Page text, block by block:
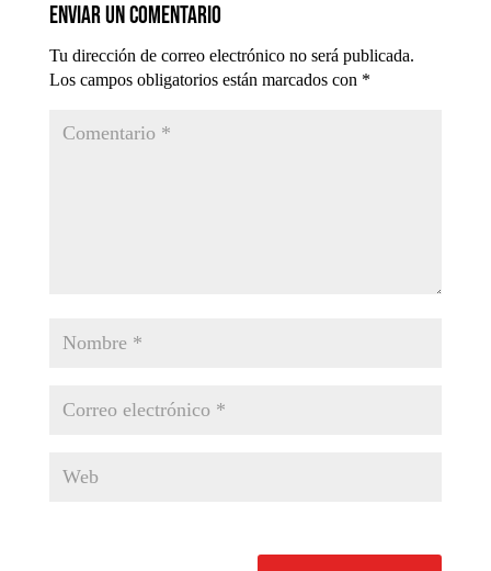
Enviar un comentario
Tu dirección de correo electrónico no será publicada.
Los campos obligatorios están marcados con *